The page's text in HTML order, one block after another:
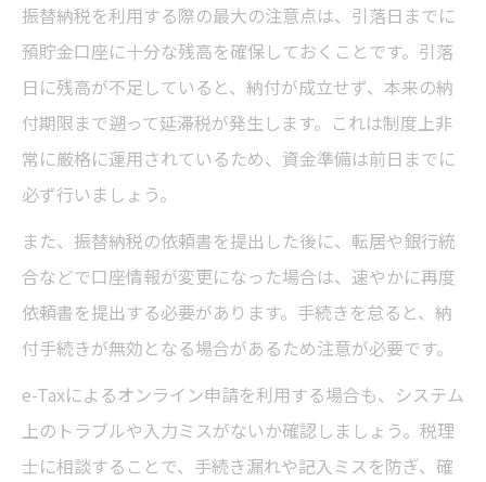
振替納税を利用する際の最大の注意点は、引落日までに
預貯金口座に十分な残高を確保しておくことです。引落
日に残高が不足していると、納付が成立せず、本来の納
付期限まで遡って延滞税が発生します。これは制度上非
常に厳格に運用されているため、資金準備は前日までに
必ず行いましょう。
また、振替納税の依頼書を提出した後に、転居や銀行統
合などで口座情報が変更になった場合は、速やかに再度
依頼書を提出する必要があります。手続きを怠ると、納
付手続きが無効となる場合があるため注意が必要です。
e-Taxによるオンライン申請を利用する場合も、システム
上のトラブルや入力ミスがないか確認しましょう。税理
士に相談することで、手続き漏れや記入ミスを防ぎ、確